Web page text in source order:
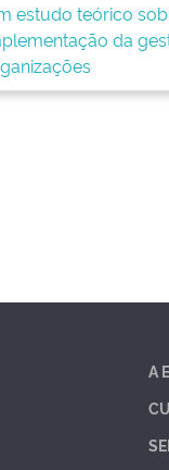
estudo teórico
da
A